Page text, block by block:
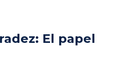
El papel